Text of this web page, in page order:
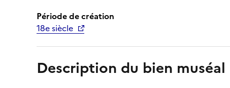
Période de création
18e siècle
Description du bien muséal